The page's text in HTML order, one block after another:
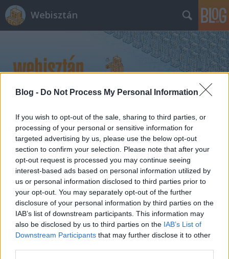
Blog - Do Not Process My Personal Information
If you wish to opt-out of the sale, sharing to third parties, or
processing of your personal or sensitive information for
targeted advertising by us, please use the below opt-out
section to confirm your selection. Please note that after your
opt-out request is processed you may continue seeing
interest-based ads based on personal information utilized by
us or personal information disclosed to third parties prior to
your opt-out. You may separately opt-out of the further
disclosure of your personal information by third parties on the
IAB’s list of downstream participants. This information may
also be disclosed by us to third parties on the IAB’s List of
Downstream Participants that may further disclose it to other
Webisztán
iWiW Események, Facebook Places -
új területeken támad a két
konkurens
hírbehozó • 2010. augusztus 17.
Ma kiélesedett a korábban már beharangozott új
fícsöre az iWiW-nek, az Események. A funkció
nagyjából ugyanazt tudja, mint a Facebook Events.
Létrehozhatunk eseményeket, azokat bepakolhatjuk